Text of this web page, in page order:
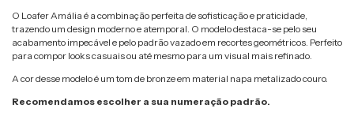
O Loafer Amália é a combinação perfeita de sofisticação e praticidade,
trazendo um design moderno e atemporal. O modelo destaca-se pelo seu
acabamento impecável e pelo padrão vazado em recortes geométricos. Perfeito
para compor looks casuais ou até mesmo para um visual mais refinado.
A cor desse modelo é um tom de bronze em material napa metalizado couro.
Recomendamos escolher a sua numeração padrão.